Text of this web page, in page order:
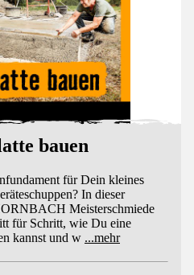
bauen
für Dein kleines
In dieser
Meisterschmiede
für Schritt, wie Du eine
kannst und w ...mehr